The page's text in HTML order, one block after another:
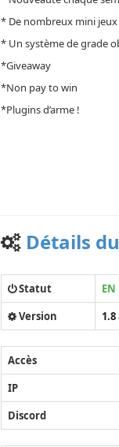
* De nombreux mini jeux
* Un système de grade
*Giveaway
*Non pay to win
*Plugins d’arme !
Détails
Statut
EN
Version
1.8
Accès
IP
Discord